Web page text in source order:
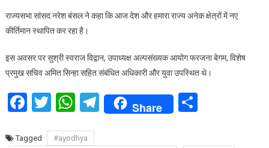
राज्यसभा सांसद नरेश बंसल ने कहा कि आज देश और हमारा राज्य अनेक क्षेत्रों में नए
कीर्तिमान स्थापित कर रहा है।
इस अवसर पर सुश्री स्वराज विद्वान, उपाध्यक्ष अल्पसंख्यक आयोग फरजना बेगम, विशेष
प्रमुख सचिव अमित सिन्हा सहित संबंधित अधिकारी और युवा उपस्थित थे।
Facebook
Twitter
WhatsApp
Telegram
Share Share
Tagged
#ayodhya